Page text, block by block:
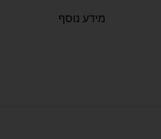
מידע נוסף